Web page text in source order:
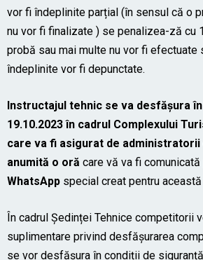
vor fi îndeplinite parțial (în sensul că o
nu vor fi finalizate ) se penalizea-ză cu
probă sau mai multe nu vor fi efectuate
îndeplinite vor fi depunctate.
Instructajul tehnic se va desfășura
19.10.2023 în cadrul Complexului
care va fi asigurat de administratorii
anumită o oră care vă va fi
WhatsApp special creat pentru
În cadrul Ședinței Tehnice competitorii
suplimentare privind desfășurarea
se vor desfășura în condiții de